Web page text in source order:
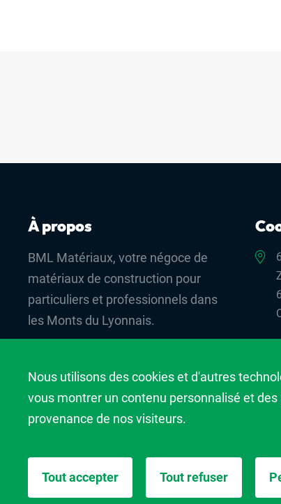
À propos
BML Matériaux, votre négoce de
matériaux de construction pour
particuliers et professionnels dans
les Monts du Lyonnais.
Nous utilisons des cookies et d'autres
vous montrer un contenu personnalisé et
provenance de nos visiteurs.
Tout accepter Tout refuser